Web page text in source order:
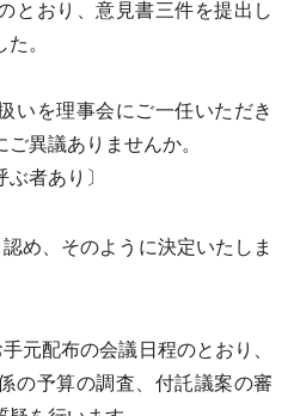
とおり、意見書三件を提出し
。
いを理事会にご一任いただき
異議ありませんか。
者あり〕
め、そのように決定いたしま
元配布の会議日程のとおり、
の予算の調査、付託議案の審